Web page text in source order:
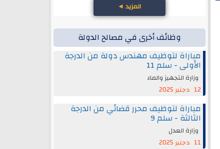
المزيد ◄
وظائف أخرى في مصالح الدولة
مباراة لتوظيف مهندس دولة من الدرجة
الأولى - سلم 11
وزارة التجهيز والماء
12 دجنبر 2025
مباراة لتوظيف محرر قضائي من الدرجة
الثالثة - سلم 9
وزارة العدل
11 دجنبر 2025